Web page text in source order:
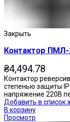
Закрыть
Контактор ПМЛ-
₴4,494.78
Контактор
степенью защиты
напряжение 220В
Добавить в список
В корзину
Просмотр